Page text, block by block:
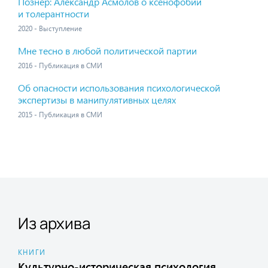
и толерантности
2020 - Выступление
Мне тесно в любой политической партии
2016 - Публикация в СМИ
Об опасности использования психологической
экспертизы в манипулятивных целях
2015 - Публикация в СМИ
Из архива
КНИГИ